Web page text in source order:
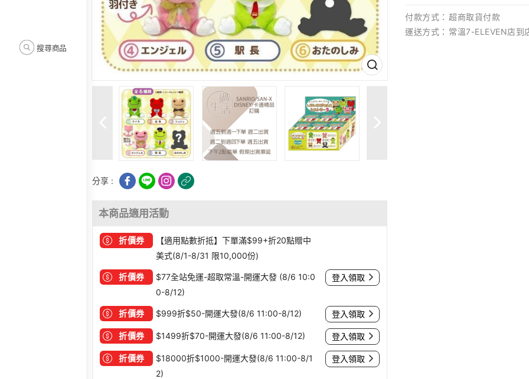
搜尋商品
分享 :
本商品適用活動
折價券
【適用點數折抵】下單滿$99+折20點贈中
美式(8/1-8/31 限10,000份)
折價券
$77全站免運-超取常溫-開運大發 (8/6 10:0
0-8/12)
登入領取
折價券 $999折$50-開運大發(8/6 11:00-8/12) 登入領取
折價券 $1499折$70-開運大發(8/6 11:00-8/12) 登入領取
折價券
$18000折$1000-開運大發(8/6 11:00-8/1
2)
登入領取
付款方式： 超商取貨付款
運送方式： 常溫7-ELEVEN店到